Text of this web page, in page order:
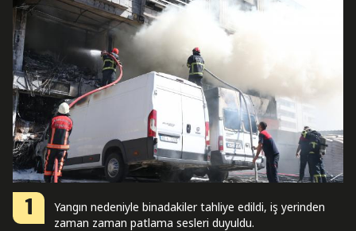
1
Yangın nedeniyle binadakiler tahliye edildi, iş yerinden
zaman zaman patlama sesleri duyuldu.